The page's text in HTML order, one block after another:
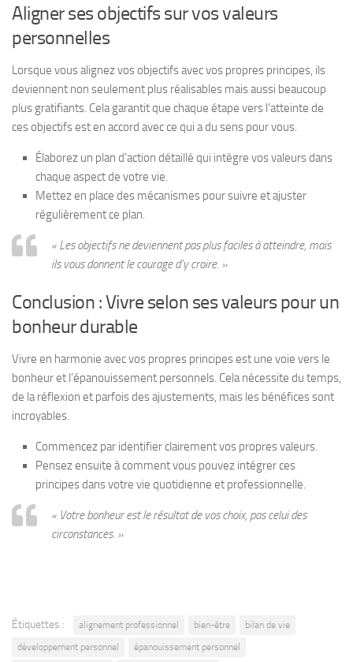
Aligner ses objectifs sur vos valeurs
personnelles
Lorsque vous alignez vos objectifs avec vos propres principes, ils
deviennent non seulement plus réalisables mais aussi beaucoup
plus gratifiants. Cela garantit que chaque étape vers l’atteinte de
ces objectifs est en accord avec ce qui a du sens pour vous.
Élaborez un plan d’action détaillé qui intègre vos valeurs dans
chaque aspect de votre vie.
Mettez en place des mécanismes pour suivre et ajuster
régulièrement ce plan.
« Les objectifs ne deviennent pas plus faciles à atteindre, mais
ils vous donnent le courage d’y croire. »
Conclusion : Vivre selon ses valeurs pour un
bonheur durable
Vivre en harmonie avec vos propres principes est une voie vers le
bonheur et l’épanouissement personnels. Cela nécessite du temps,
de la réflexion et parfois des ajustements, mais les bénéfices sont
incroyables.
Commencez par identifier clairement vos propres valeurs.
Pensez ensuite à comment vous pouvez intégrer ces
principes dans votre vie quotidienne et professionnelle.
« Votre bonheur est le résultat de vos choix, pas celui des
circonstances. »
Étiquettes : alignement professionnel bien-être
bilan de vie
développement personnel
épanouissement personnel